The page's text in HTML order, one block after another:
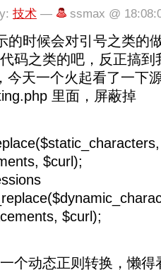
技术 — ssmax @
的时候会对引号之类的
码之类的吧，反正搞
今天一个火起看了一下
里面，屏蔽掉
$curl);
$curl);
个动态正则转换，懒